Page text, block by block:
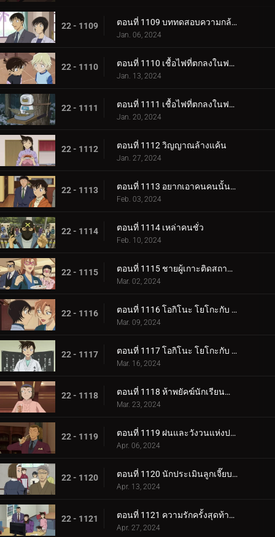
22 - 1109 ตอนที่ 1109 บททดสอบความกล้าของขบวนการนักสืบเยาวชน
Jan. 06, 2024
22 - 1110 ตอนที่ 1110 เชื้อไฟที่ตกลงในฟาร์ม (ภาคแรก)
Jan. 13, 2024
22 - 1111 ตอนที่ 1111 เชื้อไฟที่ตกลงในฟาร์ม (ภาคจบ)
Jan. 20, 2024
22 - 1112 ตอนที่ 1112 วิญญาณล้างแค้น
Jan. 27, 2024
22 - 1113 ตอนที่ 1113 อยากเอาคนคนนั้นกลับมา
Feb. 03, 2024
22 - 1114 ตอนที่ 1114 เหล่าคนชั่ว
Feb. 10, 2024
22 - 1115 ตอนที่ 1115 ชายผู้เกาะติดสถานีตำรวจ
Mar. 02, 2024
22 - 1116 ตอนที่ 1116 โอกิโนะ โยโกะกับ ห้องปิดตายใต้หลังคา (ภาคแรก)
Mar. 09, 2024
22 - 1117 ตอนที่ 1117 โอกิโนะ โยโกะกับ ห้องปิดตายใต้หลังคา (ภาคจบ)
Mar. 16, 2024
22 - 1118 ตอนที่ 1118 ห้าพยัคฆ์นักเรียนตำรวจ Wild Police Story CASE.โมโรฟุชิ ฮิโรมิทสึ
Mar. 23, 2024
22 - 1119 ตอนที่ 1119 ฝนและวังวนแห่งประสงค์ร้าย
Apr. 06, 2024
22 - 1120 ตอนที่ 1120 นักประเมินลูกเจี๊ยบที่ถูกหมายหัว
Apr. 13, 2024
22 - 1121 ตอนที่ 1121 ความรักครั้งสุดท้ายของคุณนายช่างฝัน
Apr. 27, 2024